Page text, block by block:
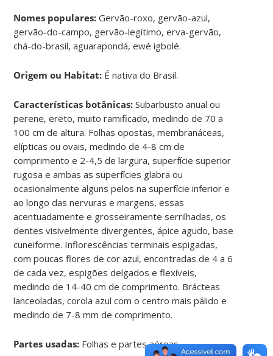
Nomes populares:Gervão-roxo, gervão-azul,
gervão-do-campo, gervão-legítimo, erva-gervão,
chá-do-brasil, aguarapondá, ewé ìgbolé.
Origem ou Habitat: É nativa do Brasil.
Características botânicas:Subarbusto anual ou
perene, ereto, muito ramificado, medindo de 70 a
100 cm de altura. Folhas opostas, membranáceas,
elípticas ou ovais, medindo de 4-8 cm de
comprimento e 2-4,5 de largura, superfície superior
rugosa e ambas as superfícies glabra ou
ocasionalmente alguns pelos na superfície inferior e
ao longo das nervuras e margens, essas
acentuadamente e grosseiramente serrilhadas, os
dentes visivelmente divergentes, ápice agudo, base
cuneiforme. Inflorescências terminais espigadas,
com poucas flores de cor azul, encontradas de 4 a 6
de cada vez, espigões delgados e flexíveis,
medindo de 14-40 cm de comprimento. Brácteas
lanceoladas, corola azul com o centro mais pálido e
medindo de 7-8 mm de comprimento.
Partes usadas: Folhas e partes aéreas.